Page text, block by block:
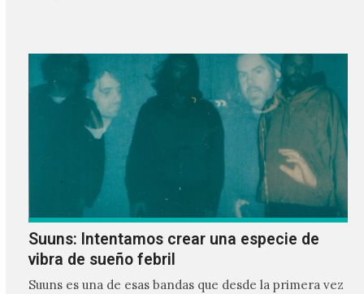
Suuns: Intentamos crear una especie de
vibra de sueño febril
Suuns es una de esas bandas que desde la primera vez